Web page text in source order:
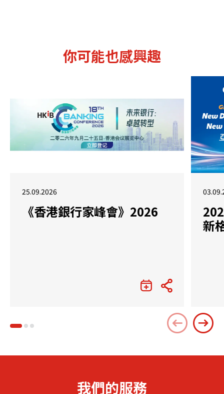
你可能也感興趣
25.09.2026
《香港銀行家峰會》2026
新
我們的服務